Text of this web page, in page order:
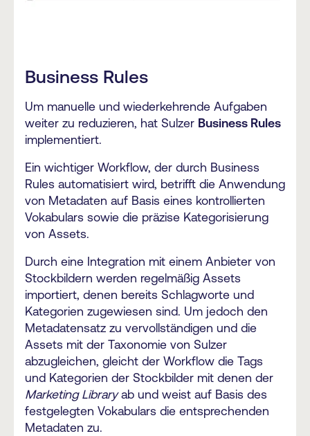
Business Rules
Um manuelle und wiederkehrende Aufgaben
weiter zu reduzieren, hat Sulzer Business Rules
implementiert.
Ein wichtiger Workflow, der durch Business
Rules automatisiert wird, betrifft die Anwendung
von Metadaten auf Basis eines kontrollierten
Vokabulars sowie die präzise Kategorisierung
von Assets.
Durch eine Integration mit einem Anbieter von
Stockbildern werden regelmäßig Assets
importiert, denen bereits Schlagworte und
Kategorien zugewiesen sind. Um jedoch den
Metadatensatz zu vervollständigen und die
Assets mit der Taxonomie von Sulzer
abzugleichen, gleicht der Workflow die Tags
und Kategorien der Stockbilder mit denen der
Marketing Libraryab und weist auf Basis des
festgelegten Vokabulars die entsprechenden
Metadaten zu.